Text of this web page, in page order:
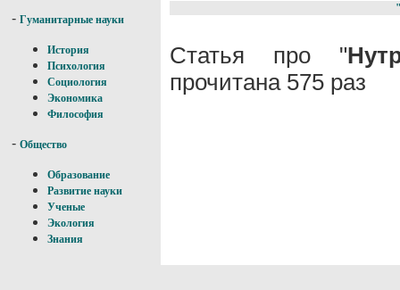
- Гуманитарные науки
История
Психология
Социология
Экономика
Философия
- Общество
Образование
Развитие науки
Ученые
Экология
Знания
Статья про "
прочитана 575 раз